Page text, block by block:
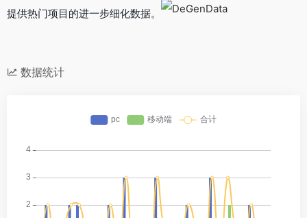
提供热门项目的进一步细化数据。
数据统计